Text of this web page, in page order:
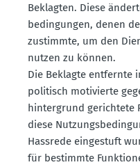
Beklagten. Diese
be­din­gungen, denen
zustimmte, um den
nutzen zu können.
Die Beklagte entfernte
politisch motivierte
hin­ter­grund gerichtete
diese
Hassrede einge­stuft
für bestimmte